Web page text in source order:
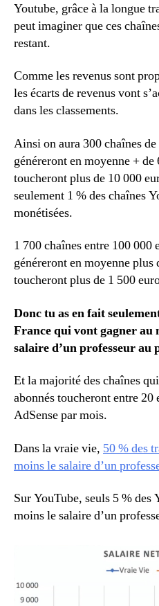
Youtube, grâce à la longue
peut imaginer que ces
restant.
Comme les revenus sont
les écarts de revenus vont
dans les classements.
Ainsi on aura 300 chaînes
généreront en moyenne +
toucheront plus de 10 000
seulement 1 % des chaînes
monétisées.
1 700 chaînes entre 100 000
généreront en moyenne
toucheront plus de 1 500
Donc tu as en fait
France qui vont gagner au
salaire d’un professeur au
Et la majorité des chaînes
abonnés toucheront entre 20
AdSense par mois.
Dans la vraie vie, 50 % des
moins le salaire d’un
Sur YouTube, seuls 5 % des
moins le salaire d’un